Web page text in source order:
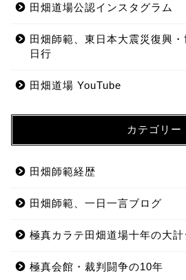
田畑道場公認インスタグラム
田畑師範、東日本大震災復興
日行
田畑道場 YouTube
カテゴリー
田畑師範経歴
田畑師範、一日一言ブログ
極真カラテ田畑道場十年の大
極真会館・裁判闘争の10年